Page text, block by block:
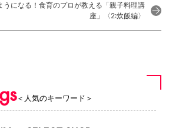
うになる！食育のプロが教える「親子料理講
座」〈2:炊飯編〉
＜人気のキーワード＞